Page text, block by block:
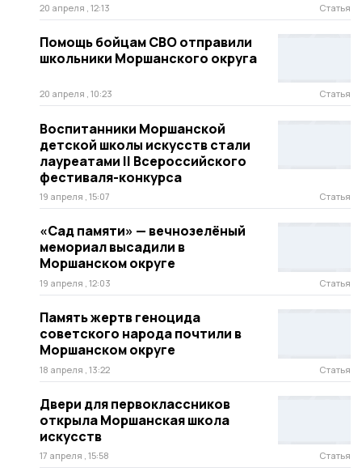
20 апреля , 12:13 Статья
Помощь бойцам СВО отправили
школьники Моршанского округа
20 апреля , 10:23 Статья
Воспитанники Моршанской
детской школы искусств стали
лауреатами II Всероссийского
фестиваля-конкурса
19 апреля , 15:07 Статья
«Сад памяти» — вечнозелёный
мемориал высадили в
Моршанском округе
19 апреля , 12:03 Статья
Память жертв геноцида
советского народа почтили в
Моршанском округе
18 апреля , 13:22 Статья
Двери для первоклассников
открыла Моршанская школа
искусств
17 апреля , 15:58 Статья